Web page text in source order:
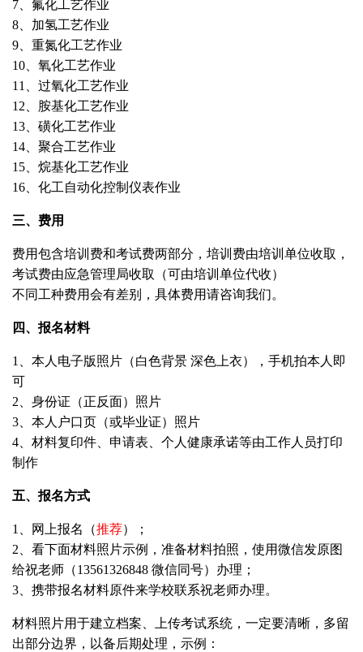
7、氟化工艺作业
8、加氢工艺作业
9、重氮化工艺作业
10、氧化工艺作业
11、过氧化工艺作业
12、胺基化工艺作业
13、磺化工艺作业
14、聚合工艺作业
15、烷基化工艺作业
16、化工自动化控制仪表作业
三、费用
费用包含培训费和考试费两部分，培训费由培训单位收取，
考试费由应急管理局收取（可由培训单位代收）
不同工种费用会有差别，具体费用请咨询我们。
四、报名材料
1、本人电子版照片（白色背景 深色上衣），手机拍本人即
可
2、身份证（正反面）照片
3、本人户口页（或毕业证）照片
4、材料复印件、申请表、个人健康承诺等由工作人员打印
制作
五、报名方式
1、 网上报名 （推荐）；
2、看下面材料照片示例，准备材料拍照，使用微信发原图
给祝老师（13561326848 微信同号）办理；
3、携带报名材料原件来学校联系祝老师办理。
材料照片用于建立档案、上传考试系统，一定要清晰，多留
出部分边界，以备后期处理，示例：